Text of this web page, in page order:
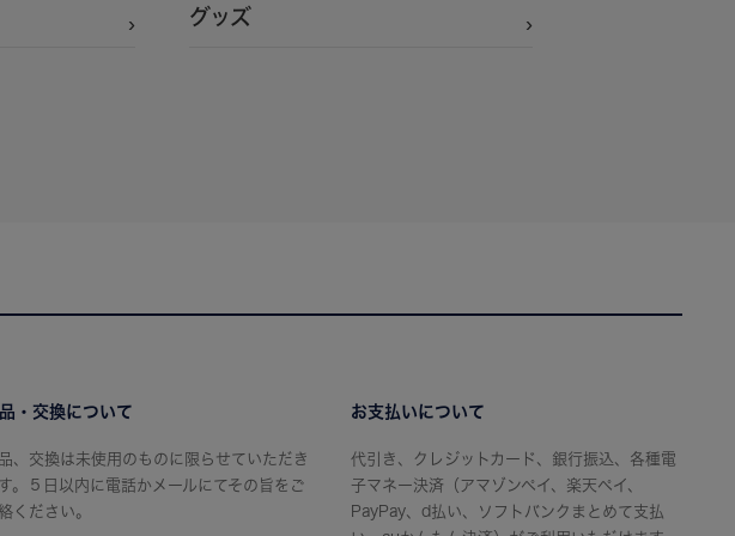
グッズ
・交換について
、交換は未使用のものに限らせていただき
。５日以内に電話かメールにてその旨をご
ください。
お支払いについて
代引き、クレジットカード、銀行振込、各種電
子マネー決済（アマゾンペイ、楽天ペイ、
PayPay、d払い、ソフトバンクまとめて支払